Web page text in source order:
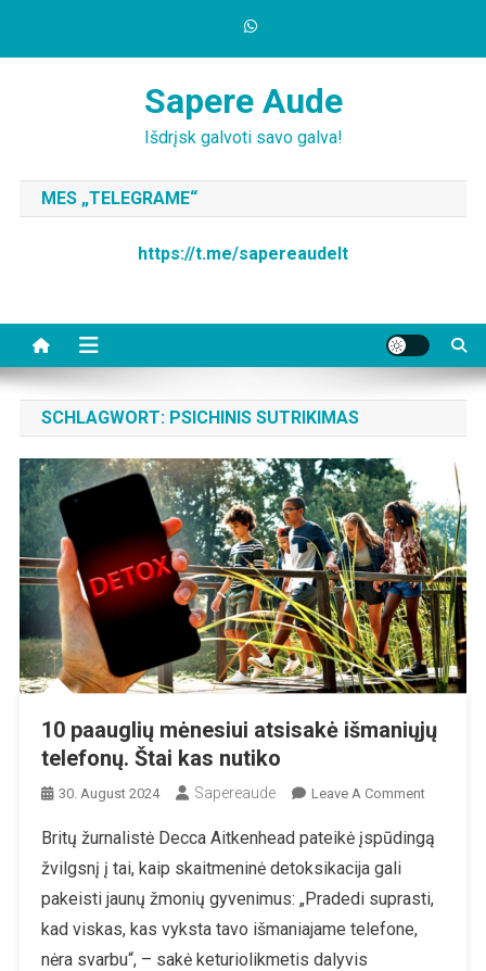
Sapere Aude
Išdrįsk galvoti savo galva!
MES „TELEGRAME“
https://t.me/sapereaudelt
SCHLAGWORT: PSICHINIS SUTRIKIMAS
10 paauglių mėnesiui atsisakė išmaniųjų
telefonų. Štai kas nutiko
30. August 2024 Sapereaude Leave A CommentOn
Paauglių
Atsisakė
Britų žurnalistė Decca Aitkenhead pateikė įspūdingą
žvilgsnį į tai, kaip skaitmeninė detoksikacija gali
pakeisti jaunų žmonių gyvenimus: „Pradedi suprasti,
kad viskas, kas vyksta tavo išmaniajame telefone,
nėra svarbu“, – sakė keturiolikmetis dalyvis